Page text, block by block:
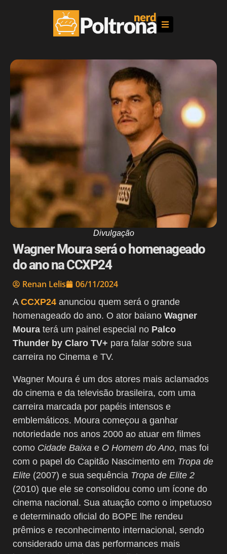
Divulgação
Wagner Moura será o homenageado
do ano na CCXP24
Renan Lelis 06/11/2024
A CCXP24 anunciou quem será o grande
homenageado do ano. O ator baiano Wagner
Moura terá um painel especial no Palco
Thunder by Claro TV+ para falar sobre sua
carreira no Cinema e TV.
Wagner Moura é um dos atores mais aclamados
do cinema e da televisão brasileira, com uma
carreira marcada por papéis intensos e
emblemáticos. Moura começou a ganhar
notoriedade nos anos 2000 ao atuar em filmes
como Cidade Baixa e O Homem do Ano, mas foi
com o papel do Capitão Nascimento em Tropa de
Elite (2007) e sua sequência Tropa de Elite 2
(2010) que ele se consolidou como um ícone do
cinema nacional. Sua atuação como o impetuoso
e determinado oficial do BOPE lhe rendeu
prêmios e reconhecimento internacional, sendo
considerado uma das performances mais